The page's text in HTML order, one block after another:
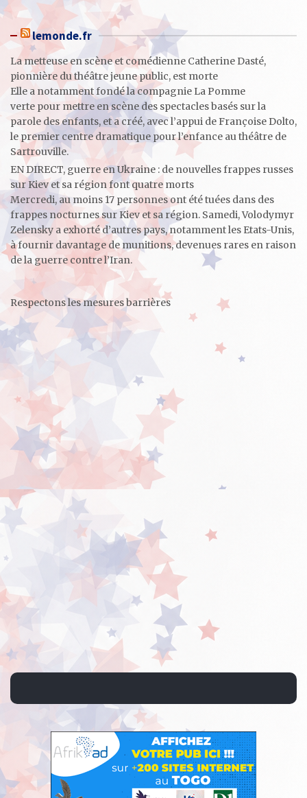
lemonde.fr
La metteuse en scène et comédienne Catherine Dasté,
pionnière du théâtre jeune public, est morte
Elle a notamment fondé la compagnie La Pomme
verte pour mettre en scène des spectacles basés sur la
parole des enfants, et a créé, avec l’appui de Françoise Dolto,
le premier centre dramatique pour l’enfance au théâtre de
Sartrouville.
EN DIRECT, guerre en Ukraine : de nouvelles frappes russes
sur Kiev et sa région font quatre morts
Mercredi, au moins 17 personnes ont été tuées dans des
frappes nocturnes sur Kiev et sa région. Samedi, Volodymyr
Zelensky a exhorté d’autres pays, notamment les Etats-Unis,
à fournir davantage de munitions, devenues rares en raison
de la guerre contre l’Iran.
Respectons les mesures barrières